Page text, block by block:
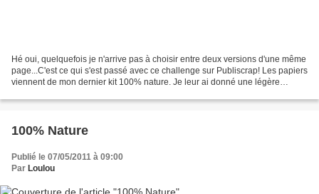
Hé oui, quelquefois je n'arrive pas à choisir entre deux versions d'une même
page...C'est ce qui s'est passé avec ce challenge sur Publiscrap! Les papiers
viennent de mon dernier kit 100% nature. Je leur ai donné une légère
100% Nature
Publié le 07/05/2011 à 09:00
Par Loulou